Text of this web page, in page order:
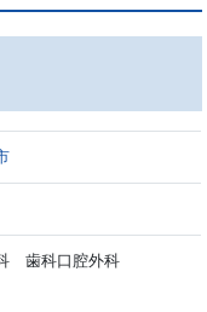
歯科口腔外科